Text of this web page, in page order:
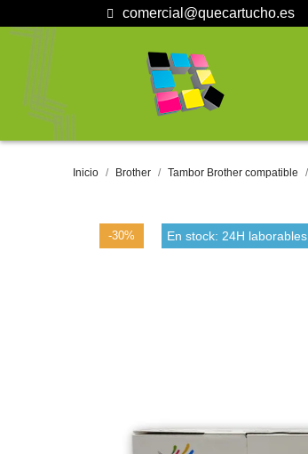
comercial@quecartucho.es
Inicio Brother Tambor Brother compatible
-30% En stock: 24H laborables